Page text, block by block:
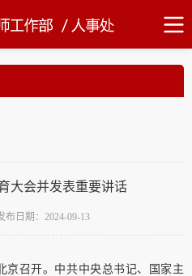
大会并发表重要讲话
布日期：2024-09-13
京召开。中共中央总书记、国家主